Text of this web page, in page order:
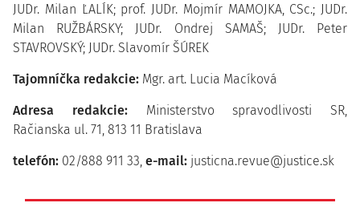
JUDr. Milan ĽALÍK; prof. JUDr. Mojmír MAMOJKA, CSc.; JUDr.
Milan RUŽBÁRSKY; JUDr. Ondrej SAMAŠ; JUDr. Peter
STAVROVSKÝ; JUDr. Slavomír ŠÚREK
Tajomníčka redakcie: Mgr. art. Lucia Macíková
Adresa redakcie: Ministerstvo spravodlivosti SR,
Račianska ul. 71, 813 11 Bratislava
telefón: 02/888 911 33, e-mail: justicna.revue@justice.sk